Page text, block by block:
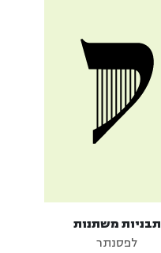
תבניות משתנות
לפסנתר